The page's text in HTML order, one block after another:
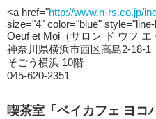
<a href="http://www.n-rs.co.jp/
size="4" color="blue"
Oeuf et Moi（サロン ド ウフ
神奈川県横浜市西区高島2-18-1
そごう横浜 10階
045-620-2351
喫茶室「ベイカフェ ヨコ